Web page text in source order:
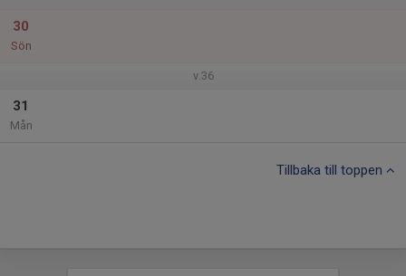
30
Sön
v.36
31
Mån
Tillbaka till toppen